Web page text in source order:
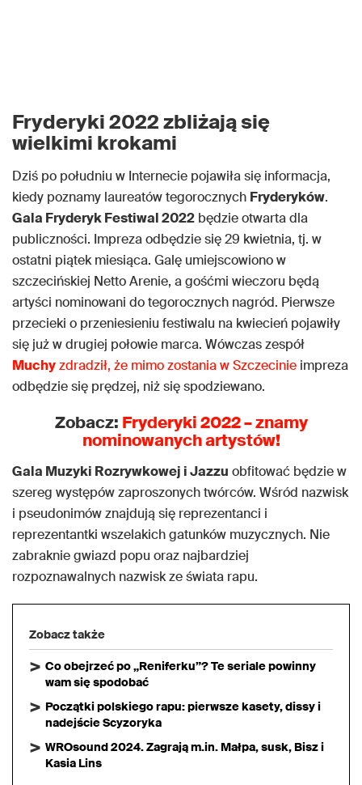
Fryderyki 2022 zbliżają się
wielkimi krokami
Dziś po południu w Internecie pojawiła się informacja,
kiedy poznamy laureatów tegorocznych Fryderyków.
Gala Fryderyk Festiwal 2022 będzie otwarta dla
publiczności. Impreza odbędzie się 29 kwietnia, tj. w
ostatni piątek miesiąca. Galę umiejscowiono w
szczecińskiej Netto Arenie, a gośćmi wieczoru będą
artyści nominowani do tegorocznych nagród. Pierwsze
przecieki o przeniesieniu festiwalu na kwiecień pojawiły
się już w drugiej połowie marca. Wówczas zespół
Muchyzdradził, że mimo zostania w Szczecinie impreza
odbędzie się prędzej, niż się spodziewano.
Zobacz: Fryderyki 2022 – znamy
nominowanych artystów!
Gala Muzyki Rozrywkowej i Jazzu obfitować będzie w
szereg występów zaproszonych twórców. Wśród nazwisk
i pseudonimów znajdują się reprezentanci i
reprezentantki wszelakich gatunków muzycznych. Nie
zabraknie gwiazd popu oraz najbardziej
rozpoznawalnych nazwisk ze świata rapu.
Zobacz także
Co obejrzeć po „Reniferku”? Te seriale powinny
wam się spodobać
Początki polskiego rapu: pierwsze kasety, dissy i
nadejście Scyzoryka
WROsound 2024. Zagrają m.in. Małpa, susk, Bisz i
Kasia Lins